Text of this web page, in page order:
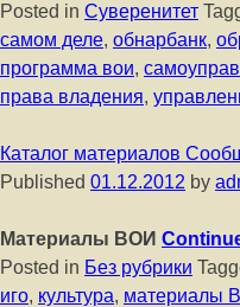
Posted in Суверенитет
самом деле, обнарбанк,
программа вои,
права владения,
Каталог материалов
Published 01.12.2012 by
Материалы ВОИ
Posted in Без рубрики
иго, культура, материалы